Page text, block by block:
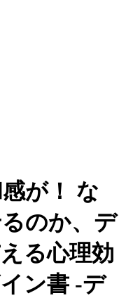
が！ な
のか、デ
る心理効
ン書 -デ